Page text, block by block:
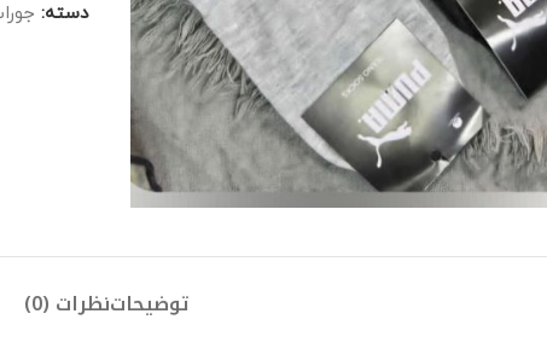
دسته:
توضیحاتنظرات (0)